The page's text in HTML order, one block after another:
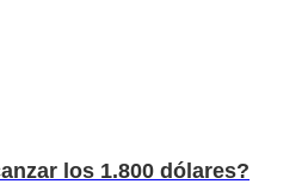
los 1.800 dólares?